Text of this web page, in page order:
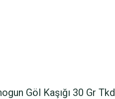
Göl Kaşığı 30 Gr Tkd